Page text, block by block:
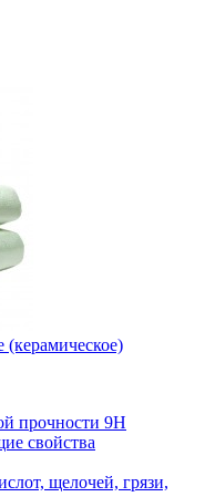
(керамическое)
прочности 9H
свойства
щелочей, грязи,